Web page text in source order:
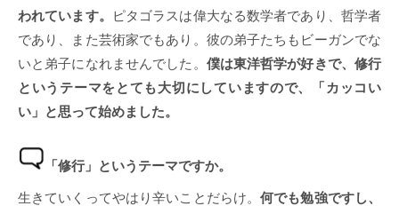
われています。
ピタゴラスは偉大なる数学者であり、哲学者
であり、また芸術家でもあり。彼の弟子たちもビーガンでな
いと弟子になれませんでした。 僕は東洋哲学が好きで、修行
というテーマをとても大切にしていますので、「カッコい
い」と思って始めました。
「修行」というテーマですか。
生きていくってやはり辛いことだらけ。何でも勉強ですし、